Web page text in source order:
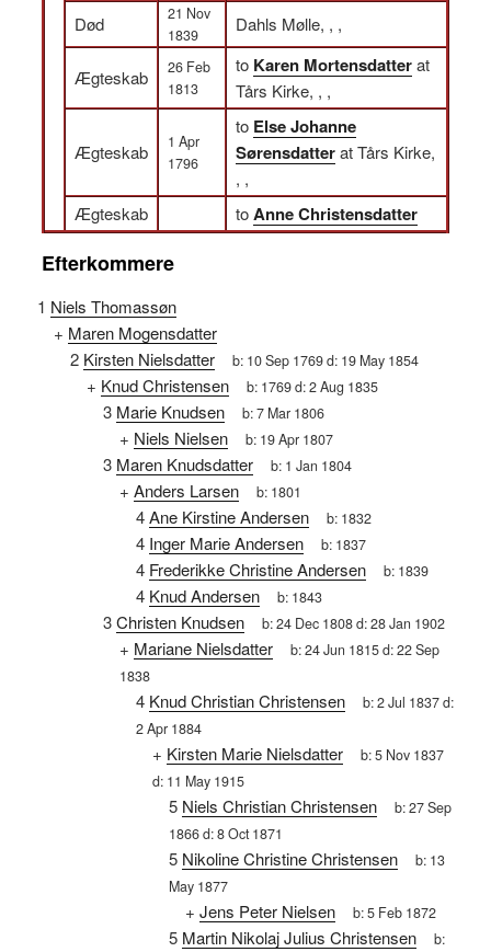
Død
21 Nov
1839
Dahls Mølle, , ,
Ægteskab
26 Feb
1813
to Karen Mortensdatterat
Tårs Kirke, , ,
Ægteskab
1 Apr
1796
to Else Johanne
Sørensdatterat Tårs Kirke,
, ,
Ægteskab
toAnne Christensdatter
Efterkommere
1 Niels Thomassøn
+ Maren Mogensdatter
2 Kirsten Nielsdatter b: 10 Sep 1769d: 19 May 1854
+ Knud Christensen b: 1769d:2 Aug 1835
3 Marie Knudsen b:7 Mar 1806
+ Niels Nielsen b: 19 Apr 1807
3 Maren Knudsdatter b: 1 Jan 1804
+ Anders Larsen b: 1801
4Ane Kirstine Andersen b: 1832
4 Inger Marie Andersen b: 1837
4 Frederikke Christine Andersen b: 1839
4 Knud Andersen b: 1843
3Christen Knudsen b:24 Dec 1808d:28 Jan 1902
+ Mariane Nielsdatter b:24 Jun 1815d:22 Sep
1838
4 Knud Christian Christensen b:2 Jul 1837d:
2 Apr 1884
+ Kirsten Marie Nielsdatter b:5 Nov 1837
d: 11 May 1915
5 Niels Christian Christensen b:27 Sep
1866d:8 Oct 1871
5 Nikoline Christine Christensen b: 13
May 1877
+ Jens Peter Nielsen b:5 Feb 1872
5 Martin Nikolaj Julius Christensen b: